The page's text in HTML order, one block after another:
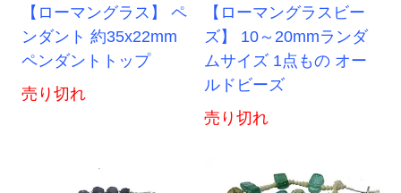
【ローマングラス】 ペ
ンダント 約35x22mm
ペンダントトップ
売り切れ
【ローマングラスビー
ズ】 10～20mmランダ
ムサイズ 1点もの オー
ルドビーズ
売り切れ